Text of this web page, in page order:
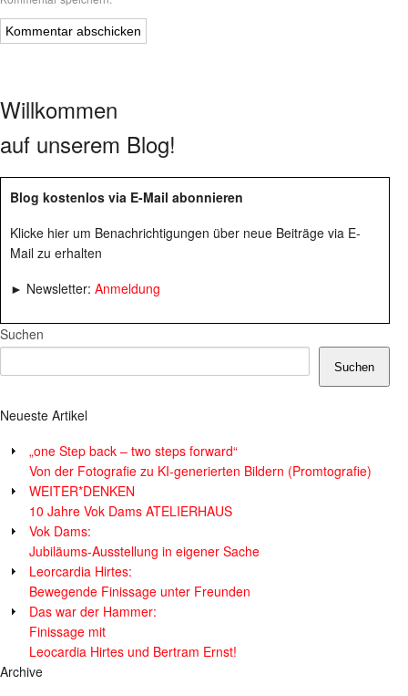
Willkommen
auf unserem Blog!
Blog kostenlos via E-Mail abonnieren
Klicke hier um Benachrichtigungen über neue Beiträge via E-
Mail zu erhalten
► Newsletter: Anmeldung
Suchen
Suchen
Neueste Artikel
„one Step back – two steps forward“
Von der Fotografie zu KI-generierten Bildern (Promtografie)
WEITER*DENKEN
10 Jahre Vok Dams ATELIERHAUS
Vok Dams:
Jubiläums-Ausstellung in eigener Sache
Leorcardia Hirtes:
Bewegende Finissage unter Freunden
Das war der Hammer:
Finissage mit
Leocardia Hirtes und Bertram Ernst!
Archive